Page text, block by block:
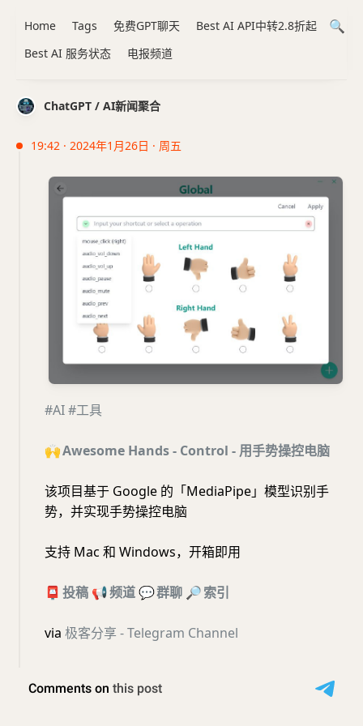
ChatGPT / AI新闻聚合
19:42 · 2024年1月26日 · 周五
#AI#工具
🙌Awesome Hands - Control - 用手势操控电脑
该项目基于 Google 的「MediaPipe」模型识别手
势，并实现手势操控电脑
支持 Mac 和 Windows，开箱即用
📮 投稿 📢频道💬群聊 🔎索引
via 极客分享 - Telegram Channel
Home Tags 免费GPT聊天
Best AI API中转2.8折起
Best AI 服务状态
电报频道